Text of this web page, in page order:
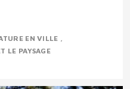
EN VILLE
LE PAYSAGE